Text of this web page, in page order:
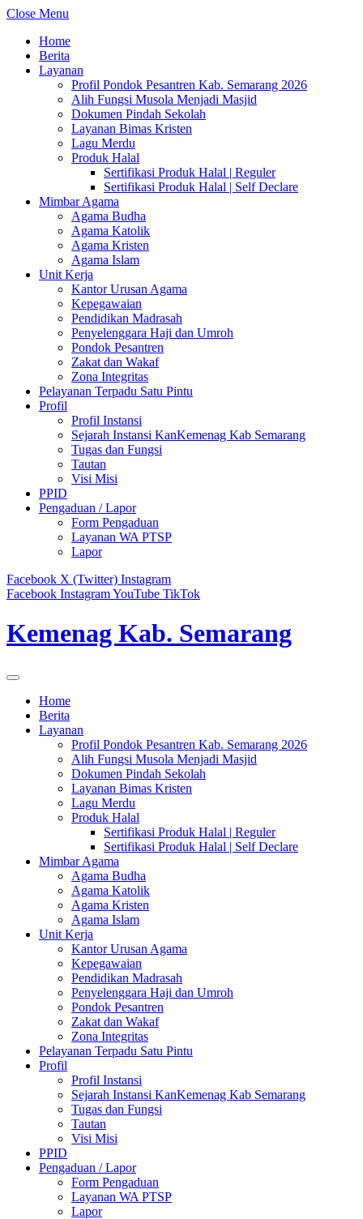
Close Menu
Home
Berita
Layanan
Profil Pondok Pesantren Kab. Semarang 2026
Alih Fungsi Musola Menjadi Masjid
Dokumen Pindah Sekolah
Layanan Bimas Kristen
Lagu Merdu
Produk Halal
Sertifikasi Produk Halal | Reguler
Sertifikasi Produk Halal | Self Declare
Mimbar Agama
Agama Budha
Agama Katolik
Agama Kristen
Agama Islam
Unit Kerja
Kantor Urusan Agama
Kepegawaian
Pendidikan Madrasah
Penyelenggara Haji dan Umroh
Pondok Pesantren
Zakat dan Wakaf
Zona Integritas
Pelayanan Terpadu Satu Pintu
Profil
Profil Instansi
Sejarah Instansi KanKemenag Kab Semarang
Tugas dan Fungsi
Tautan
Visi Misi
PPID
Pengaduan / Lapor
Form Pengaduan
Layanan WA PTSP
Lapor
Facebook X (Twitter) Instagram
Facebook InstagramYouTube TikTok
Kemenag Kab. Semarang
Home
Berita
Layanan
Profil Pondok Pesantren Kab. Semarang 2026
Alih Fungsi Musola Menjadi Masjid
Dokumen Pindah Sekolah
Layanan Bimas Kristen
Lagu Merdu
Produk Halal
Sertifikasi Produk Halal | Reguler
Sertifikasi Produk Halal | Self Declare
Mimbar Agama
Agama Budha
Agama Katolik
Agama Kristen
Agama Islam
Unit Kerja
Kantor Urusan Agama
Kepegawaian
Pendidikan Madrasah
Penyelenggara Haji dan Umroh
Pondok Pesantren
Zakat dan Wakaf
Zona Integritas
Pelayanan Terpadu Satu Pintu
Profil
Profil Instansi
Sejarah Instansi KanKemenag Kab Semarang
Tugas dan Fungsi
Tautan
Visi Misi
PPID
Pengaduan / Lapor
Form Pengaduan
Layanan WA PTSP
Lapor